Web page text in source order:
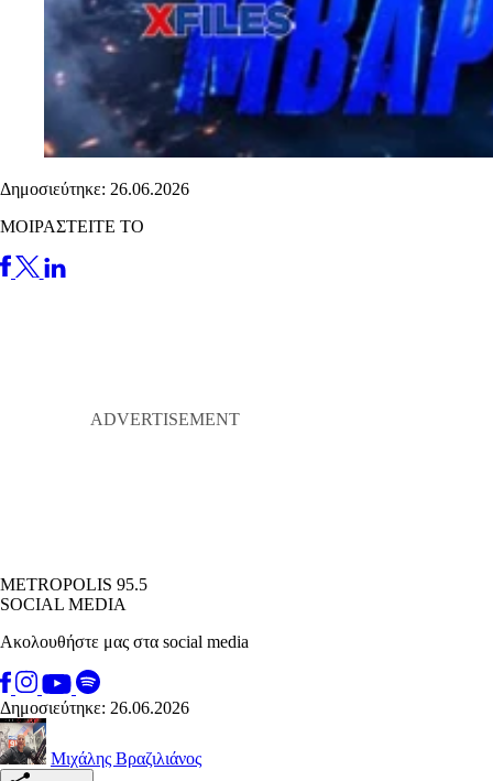
Δημοσιεύτηκε: 26.06.2026
ΜΟΙΡΑΣΤΕΙΤΕ ΤΟ
METROPOLIS 95.5
SOCIAL MEDIA
Ακολουθήστε μας στα social media
Δημοσιεύτηκε: 26.06.2026
Μιχάλης Βραζιλιάνος